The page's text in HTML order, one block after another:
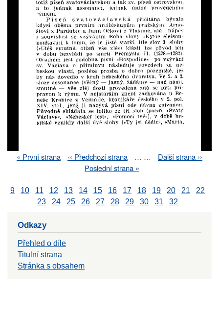
First
« První strana
Previous
‹‹ Předchozí strana … …
Next
Další strana ››
Last
Poslední strana »
9 10 11 12 13 14 15 16 17 18 19 20 21
22
23
24 25 26 27 28 29 30 31 32
Odkazy
Přehled o díle
Titulní strana
Stránka s obsahem